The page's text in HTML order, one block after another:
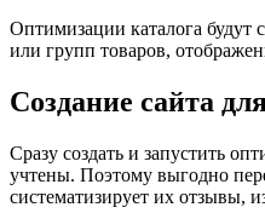
Оптимизации каталога будут
или групп товаров,
Создание сайта
Сразу создать и запустить
учтены. Поэтому выгодно
систематизирует их отзывы,